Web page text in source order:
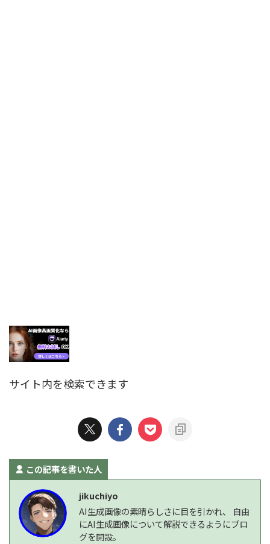
サイト内を検索できます
この記事を書いた人
jikuchiyo
AI生成画像の素晴らしさに目を引かれ、 自由
にAI生成画像について解説できるようにブロ
グを開設。